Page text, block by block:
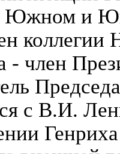
Южном и
коллегии
- член
с В.И.